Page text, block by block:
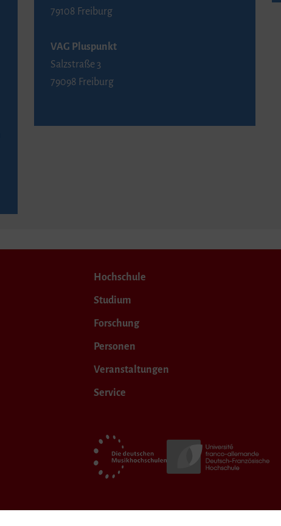
79108 Freiburg
VAG Pluspunkt
Salzstraße 3
79098 Freiburg
Hochschule
Studium
Forschung
Personen
Veranstaltungen
Service